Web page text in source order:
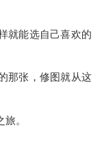
就能选自己喜欢的
那张，修图就从这
。